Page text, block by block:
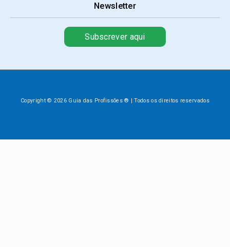
Newsletter
Subscrever aqui
Copyright © 2026 Guia das Profissões ® | Todos os direitos reservados